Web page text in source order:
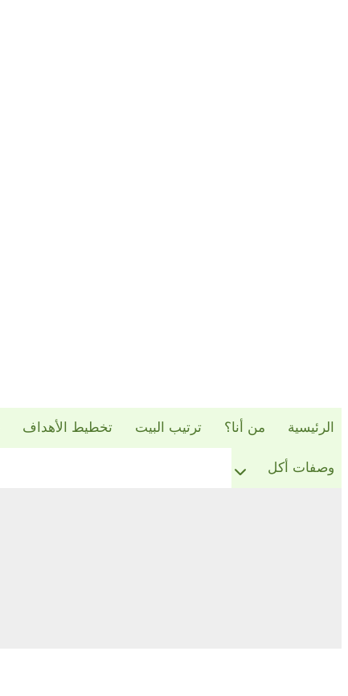
الرئيسية من أنا؟ ترتيب البيت تخطيط الأهداف
وصفات أكل